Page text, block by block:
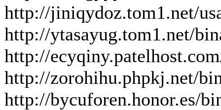
http://jiniqydoz.tom1.net/
http://ytasayug.tom1.net/
http://
http://zorohihu.phpkj.net/
http://bycuforen.honor.es/